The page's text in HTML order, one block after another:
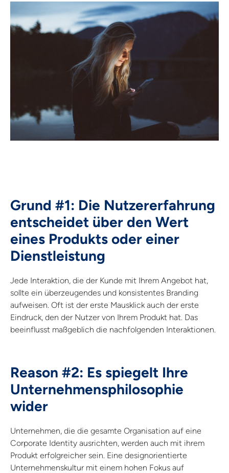
Grund #1: Die Nutzererfahrung
entscheidet über den Wert
eines Produkts oder einer
Dienstleistung
Jede Interaktion, die der Kunde mit Ihrem Angebot hat,
sollte ein überzeugendes und konsistentes Branding
aufweisen. Oft ist der erste Mausklick auch der erste
Eindruck, den der Nutzer von Ihrem Produkt hat. Das
beeinflusst maßgeblich die nachfolgenden Interaktionen.
Reason #2: Es spiegelt Ihre
Unternehmensphilosophie
wider
Unternehmen, die die gesamte Organisation auf eine
Corporate Identity ausrichten, werden auch mit ihrem
Produkt erfolgreicher sein. Eine designorientierte
Unternehmenskultur mit einem hohen Fokus auf